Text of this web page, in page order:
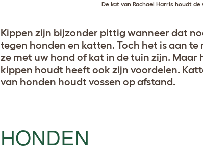
De kat van Rachael Harris houdt
Kippen zijn bijzonder pittig wanneer dat
tegen honden en katten. Toch het is aan
ze met uw hond of kat in de tuin zijn.
kippen houdt heeft ook zijn voordelen.
van honden houdt vossen op afstand.
HONDEN